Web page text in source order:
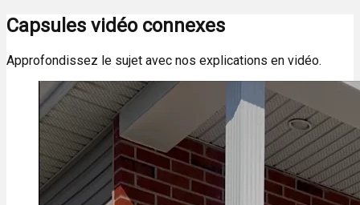
Capsules vidéo connexes
Approfondissez le sujet avec nos explications en vidéo.